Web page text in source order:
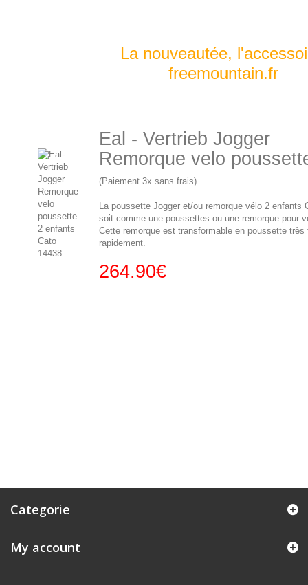
La nouveautée,
freemountain.fr
Eal - Vertrieb Jogger
Remorque velo
(Paiement 3x sans frais)
La poussette Jogger et/ou remorque vélo 2 enfants
soit comme une poussettes ou une remorque pour
Cette remorque est transformable en poussette
rapidement.
264.90€
Categorie
My account